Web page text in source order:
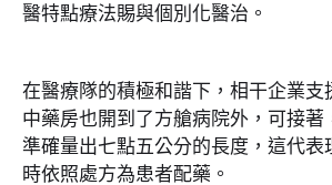
醫特點療法賜與個別化醫治。
在醫療隊的積極和諧下，相干企業支
中藥房也開到了方艙病院外，可接著
準確量出七點五公分的長度，這代表
時依照處方為患者配藥。